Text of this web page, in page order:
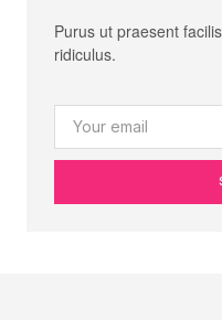
Purus ut praesent
ridiculus.